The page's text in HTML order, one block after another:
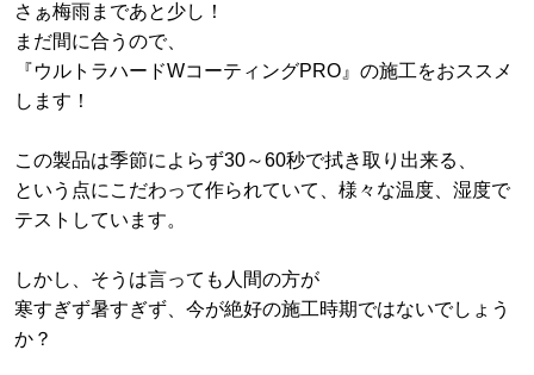
さぁ梅雨まであと少し！
まだ間に合うので、
『ウルトラハードWコーティングPRO』の施工をおススメ
します！
この製品は季節によらず30～60秒で拭き取り出来る、
という点にこだわって作られていて、様々な温度、湿度で
テストしています。
しかし、そうは言っても人間の方が
寒すぎず暑すぎず、今が絶好の施工時期ではないでしょう
か？